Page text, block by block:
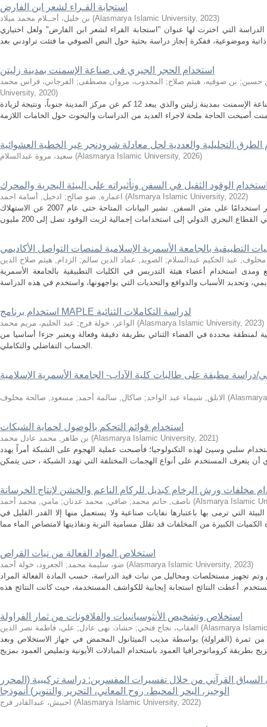
استجابة القـراء لشعر ابن الفارض
بن خليل، أحــلام محمد ميلاد (Alasmarya Islamic University, 2023)
التي اخترت لها عنوان "استجابة القراء لشعر ابن الفارض" ولعل اختياري
استخدام الحجر الجيري فى صناعة الإسمنت بمدينة زليتن
حسين; بن صوفيه، هيثم صلاح; المجدوب، مروان مصطفى;
الفرجاني، فراس محمد
University, 2020)
تقع محاجر خام الحجر الجيري لمصنع الأهلية لصناعة الإسمنت بمدينة زليتن والذي يبعد 12 كم عن مركز المدينة جنوباً، ونتيجة لزيادة
الطرق التحليلية والعددية لحل معادلة شرودنجر غير الخطية العشوائية
سعيد، مروة عبدالسلام (Alasmarya Islamic University, 2026)
الوقود الثقيل في السفن وتأثيراته على البيئة البحرية والمحرك
اعماره, ضو صالح; ادخيل, أسامة احمد (Alsmarya Islamic University, 2022)
زيت الوقود الثقيل هو زيت وقود المحرك الأكثر استخدامًا على متن السفن. تشير البيانات المتاحة حتى عام 2007 عن الاستهلاك
التطبيقية بالجامعة الأسمرية الإسلامية لمنصات التواصل الأكاديمي
مخلوف, عبد الحكيم عبدالسلام; الصويد, عماد الدين سالم;
الزدام, هيثم صلاح الدين
استخدام أعضاء هيئة التدريس في الكليات التطبيقية بالجامعة الأسمرية
استخدام برنامج MAPLE لدراسة التكاملات الثنائية
الواعر، خولة فرج; عبد الحليم، مريم محمد (Alasmarya Islamic University, 2023)
لمنطقة محددة في الفضاء الثنائي بطريقة دقيقة وفعالة ويعتبر جزءا أساسيا من
الحساب التفاضلي والتكاملي.
دراسة مطبقة على طالبات كلية الآداب- الجامعة الأسمرية الإسلامية
الابلق, شيماء عبد الواحد; صاكال, سالمة أحمد; مسعود, صالحة مخلوف (
استخدام قوائم التحكم بالوصول لحماية الشبكات
بن طاهر, محمد عادل محمد (Alasmarya Islamic University, 2021)
سلبي وسيئ لهذه التكنولوجيا؛ فأصبحت عملية الهجوم على الشبكة أمراً يهدد
مخلفات ورش الرخام كبديل للركام الناعم والخشن لإنتاج الخرسانة
ناصف, حاتم محمد; صافي, محمد عدنان; مامي, محمد أحمد (Alsmarya Islamic
التي ترمى بها باعتبارها نفايات صناعية ولا يستعمل منها إلا القدر القليل في
استخلاص المواد الفعالة من نبات القراص
ضو، سليمة محمد; الجعرود، خولة أحمد (Alasmarya Islamic University, 2023)
تجهيز مستخلصات ومحاليل من نبات قيد الدراسة، حسب المادة الفعالة المراد
استخلاص وتشخيص الأنثوسيانينات والفلافونات من ثمار الفراولة
العقاب، نجاح فتحي; حشاد، نهى عادل; علي، فاطمة نصر الدين (Alasmarya
من ثمرة (الفراولة) بواسطة مذيب الميثانول المحمض في جهاز الاستخلاص وبعد
القرآني من خلال تفسيرات المفسرين: دراسة تركيبية (المحرر
الوجيز، البحر المحيط، روح المعاني، التحرير والتنوير) أنموذجا
احبيش، عبدالقادر فرج (Alasmarya Islamic University, 2022)